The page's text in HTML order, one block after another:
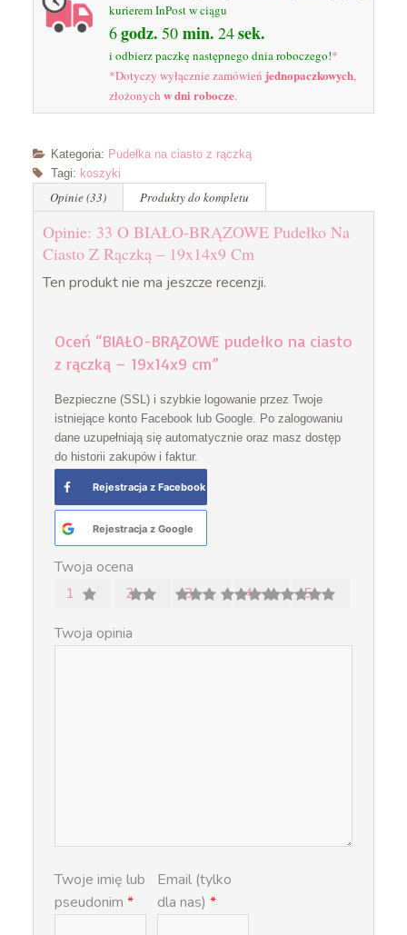
kurierem InPost w ciągu
6godz. 50 min. 23sek.
i odbierz paczkę następnego dnia roboczego!*
*Dotyczy wyłącznie zamówień jednopaczkowych,
złożonych w dni robocze.
Kategoria: Pudełka na ciasto z rączką
Tagi: koszyki
Opinie (33) Produkty do kompletu
Opinie: 33 O BIAŁO-BRĄZOWE Pudełko Na
Ciasto Z Rączką – 19x14x9 Cm
Ten produkt nie ma jeszcze recenzji.
Oceń “BIAŁO-BRĄZOWE pudełko na ciasto
z rączką – 19x14x9 cm”
Bezpieczne (SSL) i szybkie logowanie przez Twoje
istniejące konto Facebook lub Google. Po zalogowaniu
dane uzupełniają się automatycznie oraz masz dostęp
do historii zakupów i faktur.
Rejestracja z Facebook
Rejestracja z Google
Twoja ocena
1
2 3 4
5
Twoja opinia
Twoje imię lub
pseudonim *
Email (tylko
dla nas)*